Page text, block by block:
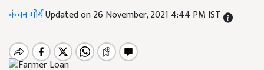
कंचन मौर्यUpdated on 26 November, 2021 4:44 PM IST